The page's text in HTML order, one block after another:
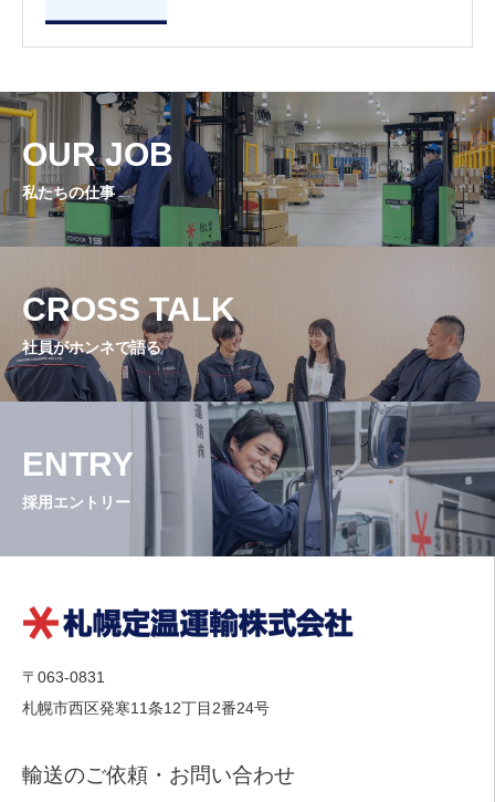
OUR JOB
私たちの仕事
CROSS TALK
社員がホンネで語る
ENTRY
採用エントリー
〒063-0831
札幌市西区発寒11条12丁目2番24号
輸送のご依頼・お問い合わせ